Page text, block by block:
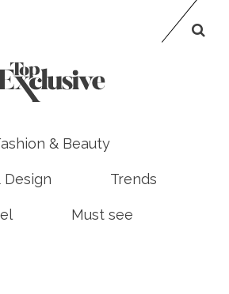
& Beauty
Design Trends
Must see